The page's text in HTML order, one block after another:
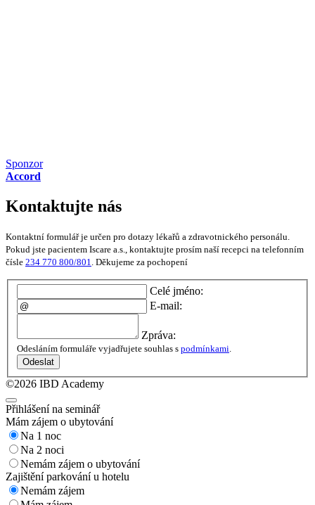
Sponzor
Accord
Kontaktujte nás
Kontaktní formulář je určen pro dotazy lékařů a zdravotnického personálu.
Pokud jste pacientem Iscare a.s., kontaktujte prosím naší recepci na telefonním
čísle 234 770 800/801 . Děkujeme za pochopení
Celé jméno:
E-mail:
Zpráva:
Odesláním formuláře vyjadřujete souhlas s podmínkami.
Odeslat
©2026 IBD Academy
Přihlášení na seminář
Mám zájem o ubytování
Na 1 noc
Na 2 noci
Nemám zájem o ubytování
Zajištění parkování u hotelu
Nemám zájem